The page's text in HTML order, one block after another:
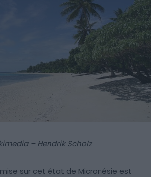
– Hendrik Scholz
sur cet état de Micronésie est